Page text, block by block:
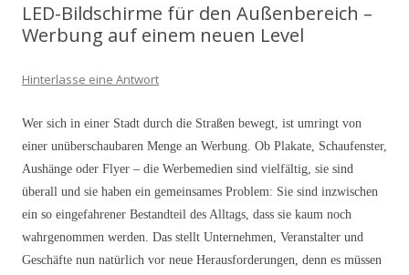
LED-Bildschirme für den Außenbereich –
Werbung auf einem neuen Level
Hinterlasse eine Antwort
Wer sich in einer Stadt durch die Straßen bewegt, ist umringt von
einer unüberschaubaren Menge an Werbung. Ob Plakate, Schaufenster,
Aushänge oder Flyer – die Werbemedien sind vielfältig, sie sind
überall und sie haben ein gemeinsames Problem: Sie sind inzwischen
ein so eingefahrener Bestandteil des Alltags, dass sie kaum noch
wahrgenommen werden. Das stellt Unternehmen, Veranstalter und
Geschäfte nun natürlich vor neue Herausforderungen, denn es müssen